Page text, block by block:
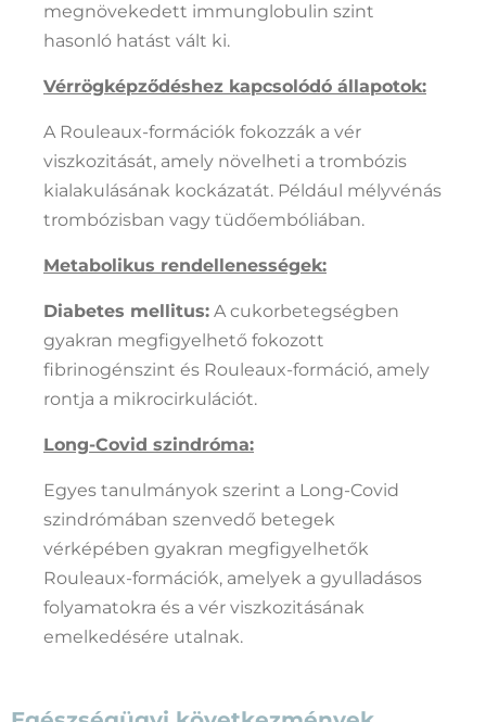
megnövekedett immunglobulin szint
hasonló hatást vált ki.
Vérrögképződéshez kapcsolódó állapotok:
A Rouleaux-formációk fokozzák a vér
viszkozitását, amely növelheti a trombózis
kialakulásának kockázatát. Például mélyvénás
trombózisban vagy tüdőembóliában.
Metabolikus rendellenességek:
Diabetes mellitus: A cukorbetegségben
gyakran megfigyelhető fokozott
fibrinogénszint és Rouleaux-formáció, amely
rontja a mikrocirkulációt.
Long-Covid szindróma:
Egyes tanulmányok szerint a Long-Covid
szindrómában szenvedő betegek
vérképében gyakran megfigyelhetők
Rouleaux-formációk, amelyek a gyulladásos
folyamatokra és a vér viszkozitásának
emelkedésére utalnak.